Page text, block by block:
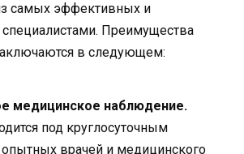
самых эффективных и
Преимущества
в следующем:
медицинское наблюдение.
под круглосуточным
врачей и медицинского